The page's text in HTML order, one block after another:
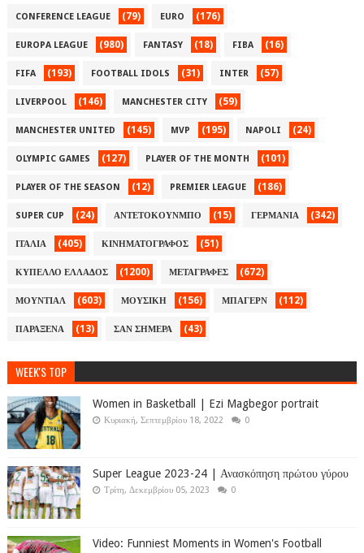
CONFERENCE LEAGUE (79) EURO (176)
EUROPA LEAGUE (980) FANTASY (18) FIBA (16)
FIFA (193) FOOTBALL IDOLS (31) INTER (57)
LIVERPOOL (146) MANCHESTER CITY (59)
MANCHESTER UNITED (145) MVP (195) NAPOLI (24)
OLYMPIC GAMES (127) PLAYER OF THE MONTH (101)
PLAYER OF THE SEASON (12) PREMIER LEAGUE (186)
SUPER CUP (24) ΑΝΤΕΤΟΚΟΥΝΜΠΟ (15) ΓΕΡΜΑΝΙΑ (342)
ΙΤΑΛΙΑ (405) ΚΙΝΗΜΑΤΟΓΡΑΦΟΣ (51)
ΚΥΠΕΛΛΟ ΕΛΛΑΔΟΣ (1200) ΜΕΤΑΓΡΑΦΕΣ (672)
ΜΟΥΝΤΙΑΛ (603) ΜΟΥΣΙΚΗ (156) ΜΠΑΓΕΡΝ (112)
ΠΑΡΑΞΕΝΑ (13) ΣΑΝ ΣΗΜΕΡΑ (43)
WEEK'S TOP
Women in Basketball | Ezi Magbegor portrait
Κυριακή, Σεπτεμβρίου 18, 2022 0
Super League 2023-24 | Ανασκόπηση πρώτου γύρου
Τρίτη, Δεκεμβρίου 05, 2023 0
Video: Funniest Moments in Women's Football